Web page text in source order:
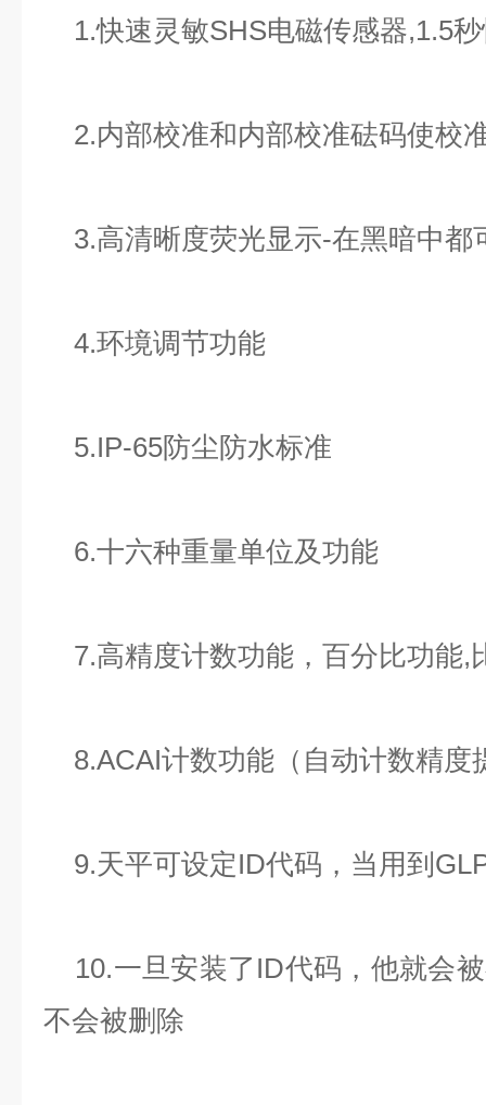
1.快速灵敏SHS电磁传感器,1.5
2.内部校准和内部校准砝码使校
3.高清晰度荧光显示-在黑暗中都
4.环境调节功能
5.IP-65防尘防水标准
6.十六种重量单位及功能
7.高精度计数功能，百分比功能,
8.ACAI计数功能（自动计数精度
9.天平可设定ID代码，当用到
10.一旦安装了ID代码，他就会
不会被删除